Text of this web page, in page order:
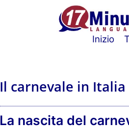
Inizio
Il carnevale in
La nascita del